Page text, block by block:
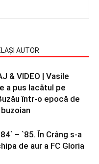
AUTOR
& VIDEO | Vasile
a pus lacătul pe
într-o epocă de
– `85. În Crâng s-a
de aur a FC Gloria